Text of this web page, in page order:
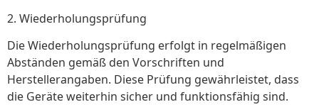
2. Wiederholungsprüfung
Die Wiederholungsprüfung erfolgt in regelmäßigen
Abständen gemäß den Vorschriften und
Herstellerangaben. Diese Prüfung gewährleistet, dass
die Geräte weiterhin sicher und funktionsfähig sind.